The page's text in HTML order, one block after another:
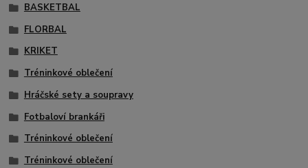
BASKETBAL
FLORBAL
KRIKET
Tréninkové oblečení
Hráčské sety a soupravy
Fotbaloví brankáři
Tréninkové oblečení
Tréninkové oblečení